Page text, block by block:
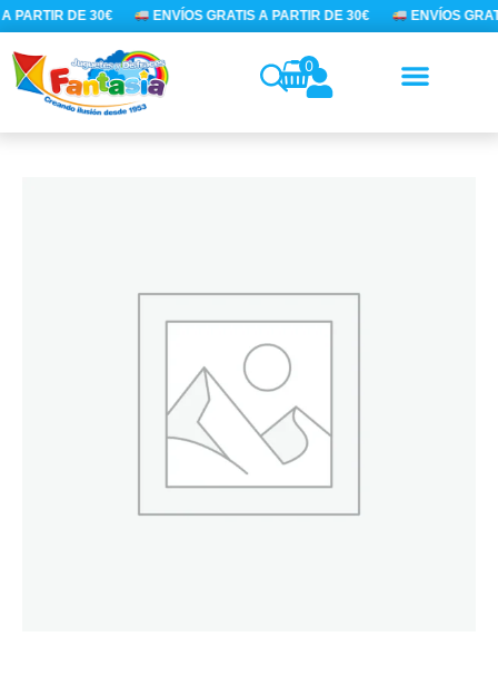
Ir
al
contenido
PARTIR DE 30€ ENVÍOS GRATIS A PARTIR DE 30€ ENVÍOS
0